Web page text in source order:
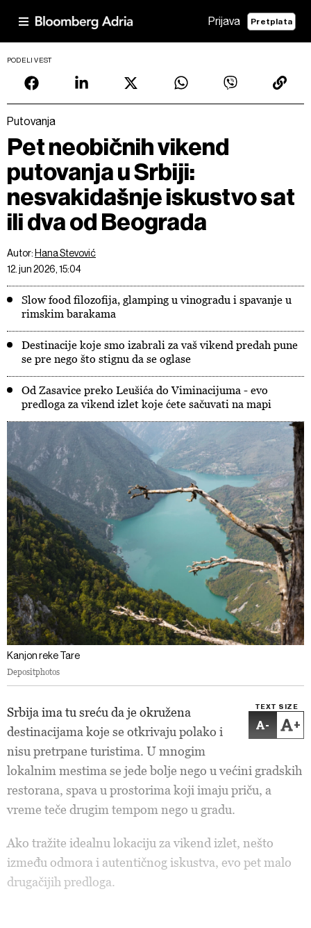
Prijava Pretplata
PODELI VEST
Putovanja
Pet neobičnih vikend
putovanja u Srbiji:
nesvakidašnje iskustvo sat
ili dva od Beograda
Autor: Hana Stevović
12. jun 2026, 15:04
Slow food filozofija, glamping u vinogradu i spavanje u
rimskim barakama
Destinacije koje smo izabrali za vaš vikend predah pune
se pre nego što stignu da se oglase
Od Zasavice preko Leušića do Viminacijuma - evo
predloga za vikend izlet koje ćete sačuvati na mapi
Kanjon reke Tare
Depositphotos
TEXT SIZE
- +
Srbija ima tu sreću da je okružena
destinacijama koje se otkrivaju polako i
nisu pretrpane turistima. U mnogim
lokalnim mestima se jede bolje nego u većini gradskih
restorana, spava u prostorima koji imaju priču, a
vreme teče drugim tempom nego u gradu.
Ako tražite idealnu lokaciju za vikend izlet, nešto
između odmora i autentičnog iskustva, evo pet malo
drugačijih predloga.